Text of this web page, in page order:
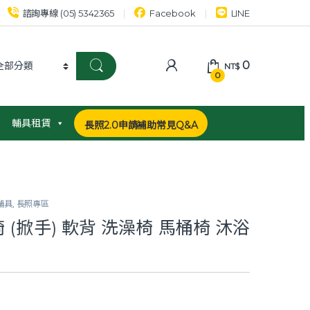
諮詢專線 (05) 5342365 Facebook LINE
0
NT$0
輔具租賃 長照2.0申請補助常見Q&A
具, 長照專區
掀手) 軟背 洗澡椅 馬桶椅 沐浴